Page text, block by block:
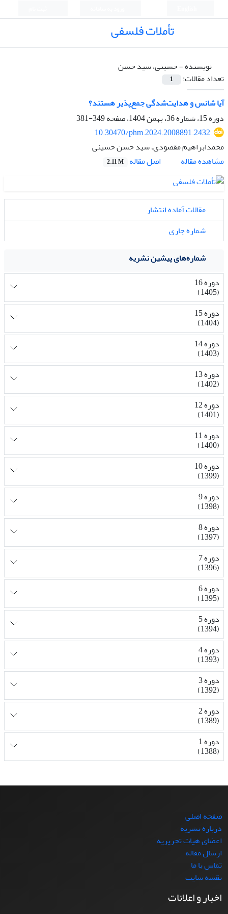
تأملات فلسفی
نویسنده =حسینی، سید حسن
تعداد مقالات:
1
آیا شانس و هدایت‌شدگی جمع‌پذیر هستند؟
دوره 15، شماره 36، بهمن 1404، صفحه
349-381
10.30470/phm.2024.2008891.2432
محمدابراهیم مقصودی، سید حسن حسینی
مشاهده مقاله
اصل مقاله 2.11 M
مقالات آماده انتشار
شماره جاری
شماره‌های پیشین نشریه
دوره 16
(1405)
دوره 15
(1404)
دوره 14
(1403)
دوره 13
(1402)
دوره 12
(1401)
دوره 11
(1400)
دوره 10
(1399)
دوره 9
(1398)
دوره 8
(1397)
دوره 7
(1396)
دوره 6
(1395)
دوره 5
(1394)
دوره 4
(1393)
دوره 3
(1392)
دوره 2
(1389)
دوره 1
(1388)
صفحه اصلی
درباره نشریه
اعضای هیات تحریریه
ارسال مقاله
تماس با ما
نقشه سایت
اخبار و اعلانات